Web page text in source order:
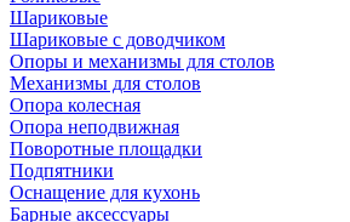
Шариковые
Шариковые с доводчиком
Опоры и механизмы для столов
Механизмы для столов
Опора колесная
Опора неподвижная
Поворотные площадки
Подпятники
Оснащение для кухонь
Барные аксессуары